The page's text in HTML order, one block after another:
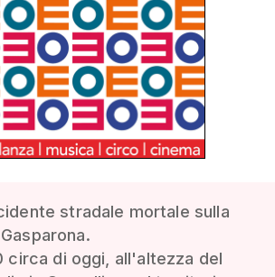
stradale mortale sulla
Gasparona.
circa di oggi, all'altezza del